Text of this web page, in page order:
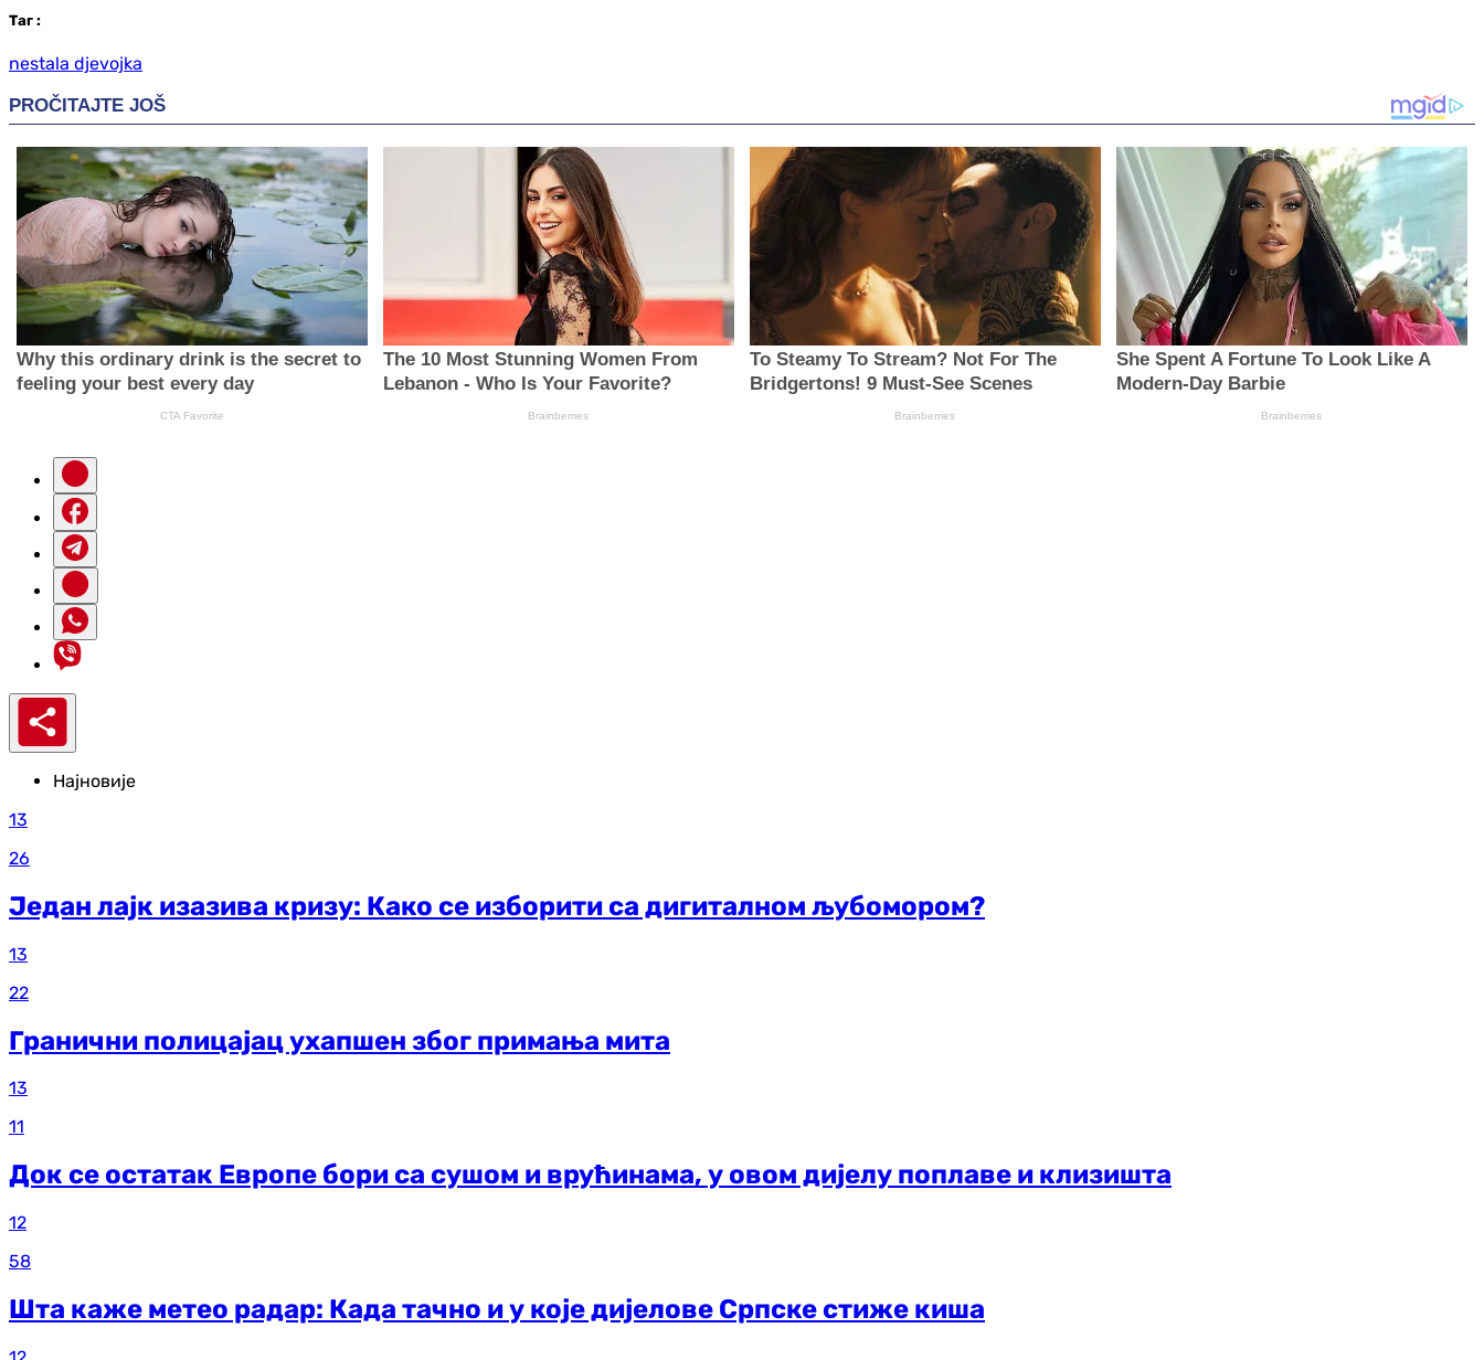
Таг :
nestala djevojka
Најновије
13
26
Један лајк изазива кризу: Како се изборити са дигиталном љубомором?
13
22
Гранични полицајац ухапшен због примања мита
13
11
Док се остатак Европе бори са сушом и врућинама, у овом дијелу поплаве и клизишта
12
58
Шта каже метео радар: Када тачно и у које дијелове Српске стиже киша